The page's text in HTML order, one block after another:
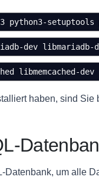
setuptools
dev libmariadb-
libmemcached-dev
haben, sind Sie
Datenbank, um alle